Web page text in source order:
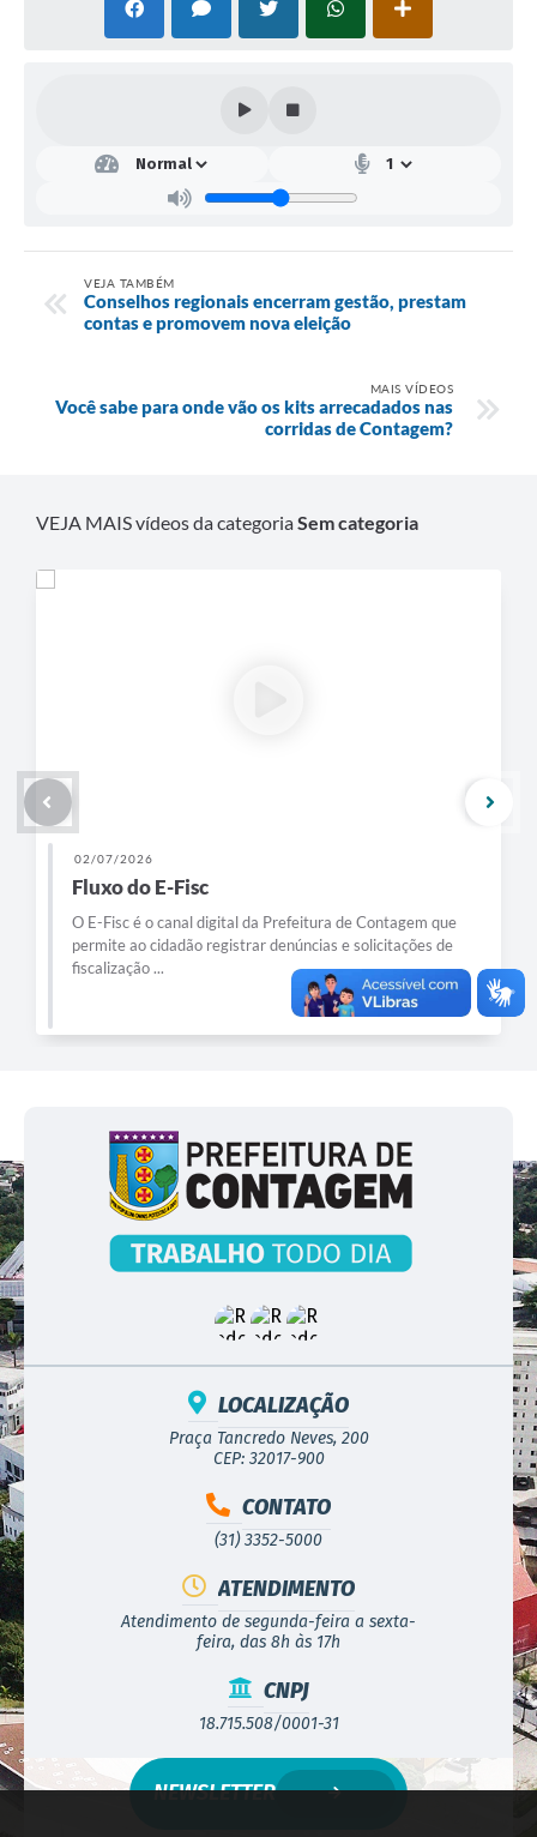
VEJA TAMBÉM
Conselhos regionais encerram gestão, prestam
contas e promovem nova eleição
MAIS VÍDEOS
Você sabe para onde vão os kits arrecadados nas
corridas de Contagem?
VEJA MAIS vídeos da categoriaSem categoria
02/07/2026
Fluxo do E-Fisc
O E-Fisc é o canal digital da Prefeitura de Contagem que
permite ao cidadão registrar denúncias e solicitações de
fiscalização ...
LOCALIZAÇÃO
Praça Tancredo Neves, 200
CEP: 32017-900
CONTATO
(31) 3352-5000
ATENDIMENTO
Atendimento de segunda-feira a sexta-
feira, das 8h às 17h
CNPJ
18.715.508/0001-31
NEWSLETTER